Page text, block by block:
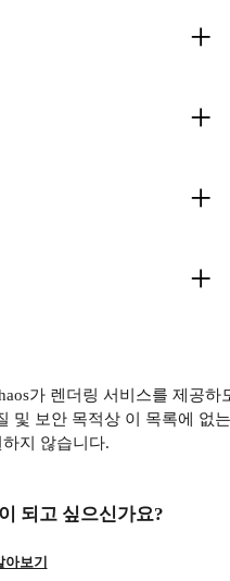
+
+
+
+
가 렌더링 서비스를 제공하
및 보안 목적상 이 목록에 없는
지 않습니다.
되고 싶으신가요?
아보기